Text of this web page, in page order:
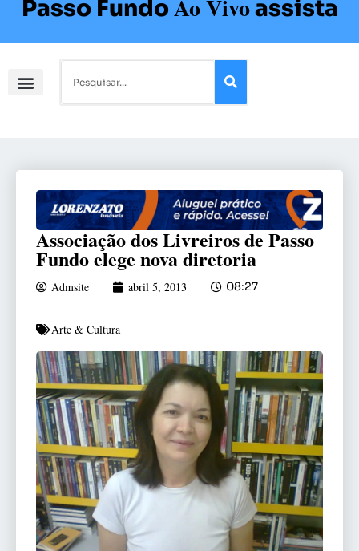
Passo FundoAo Vivoassista
Associação dos Livreiros de Passo
Fundo elege nova diretoria
Admsite abril 5, 2013 08:27
Arte & Cultura